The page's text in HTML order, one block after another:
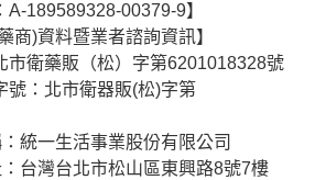
A-189589328-00379-9】
商)資料暨業者諮詢資訊】
市衛藥販（松）字第6201018328號
號：北市衛器販(松)字第
統一生活事業股份有限公司
台灣台北市松山區東興路8號7樓